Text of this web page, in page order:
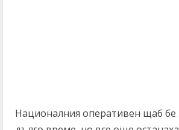
Националния оперативен щаб бе